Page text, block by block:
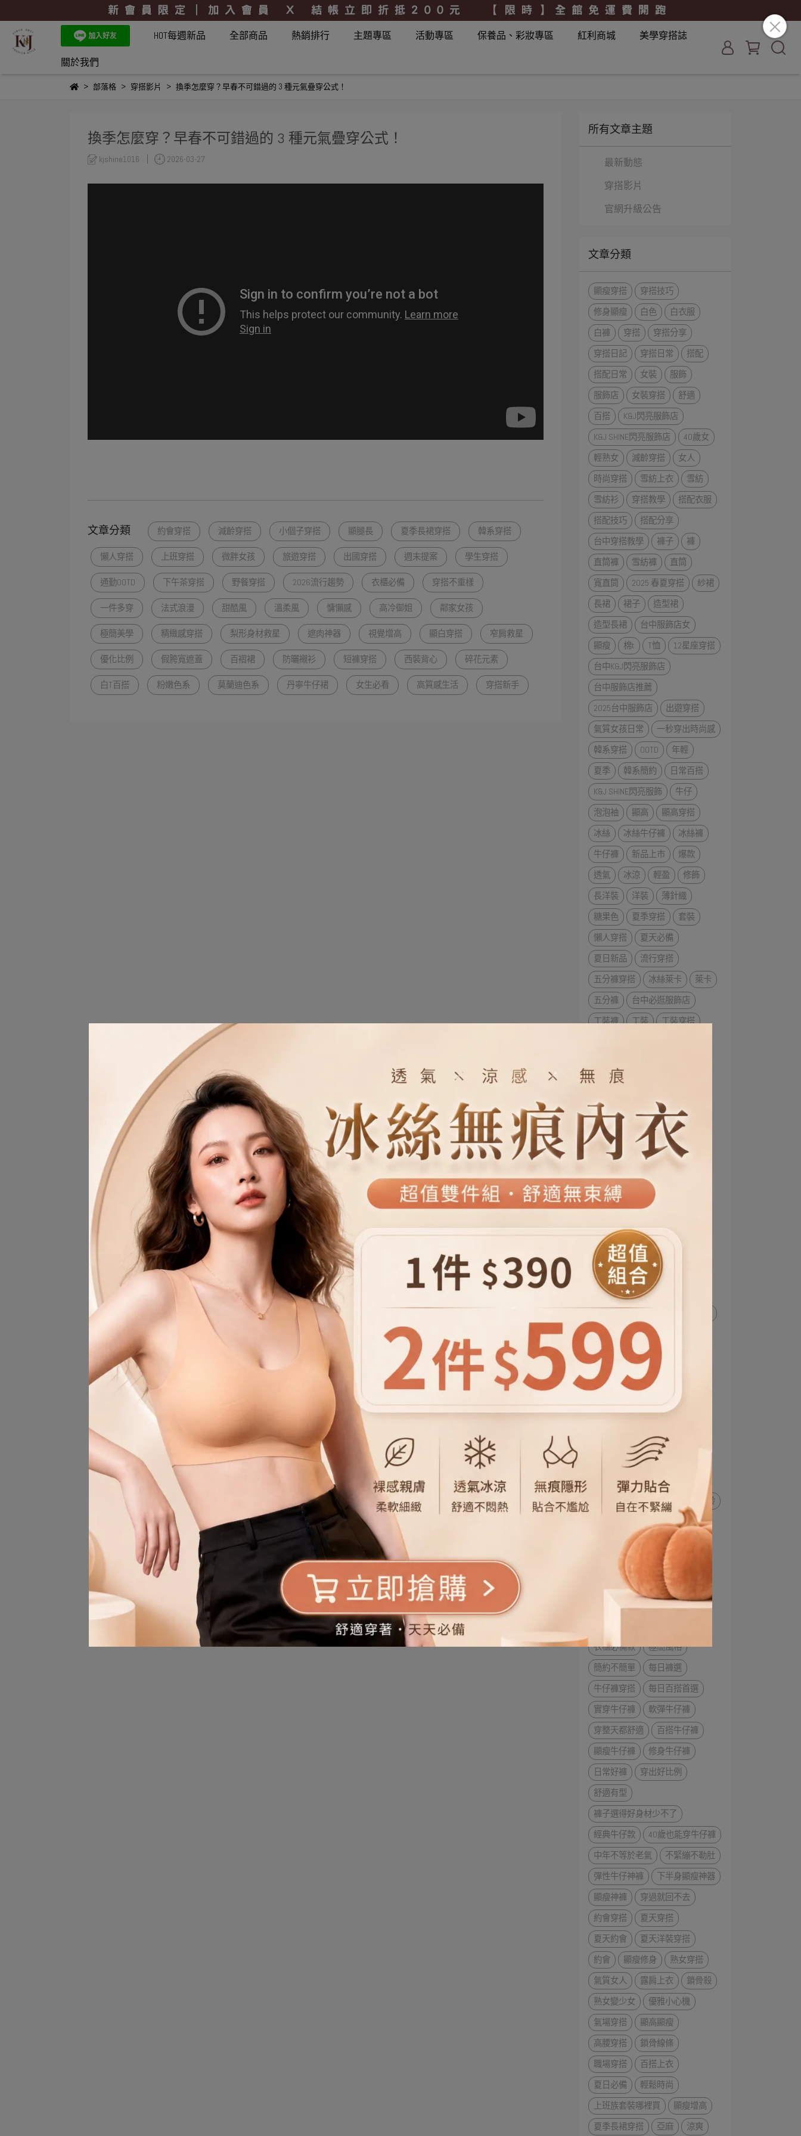
HOT每週新品 全部商品 熱銷排行 主題專區 活動專區 保養品、彩妝專區 紅利商城 美學穿搭誌
關於我們
部落格 穿搭影片 換季怎麼穿？早春不可錯過的 3 種元氣疊穿公式！
換季怎麼穿？早春不可錯過的 3 種元氣疊穿公式！
kjshine1016 2026-03-27
文章分類 約會穿搭 減齡穿搭 小個子穿搭 顯腿長 夏季長裙穿搭 韓系穿搭
懶人穿搭 上班穿搭 微胖女孩 旅遊穿搭 出國穿搭 週末提案 學生穿搭
通勤OOTD 下午茶穿搭 野餐穿搭 2026流行趨勢 衣櫃必備 穿搭不重樣
一件多穿 法式浪漫 甜酷風 溫柔風 慵懶感 高冷御姐 鄰家女孩
極簡美學 精緻感穿搭 梨形身材救星 遮肉神器 視覺增高 顯白穿搭 窄肩救星
優化比例 假胯寬遮蓋 百褶裙 防曬襯衫 短褲穿搭 西裝背心 碎花元素
白T百搭 粉嫩色系 莫蘭迪色系 丹寧牛仔裙 女生必看 高質感生活 穿搭新手
所有文章主題
最新動態
穿搭影片
官網升級公告
文章分類
顯瘦穿搭
穿搭技巧
修身顯瘦
白色
白衣服
白褲
穿搭
穿搭分享
穿搭日記
穿搭日常
搭配
搭配日常
女裝
服飾
服飾店
女裝穿搭
舒適
百搭
K&J閃亮服飾店
K&J SHINE閃亮服飾店
40歲女
輕熟女
減齡穿搭
女人
時尚穿搭
雪紡上衣
雪紡
雪紡衫
穿搭教學
搭配衣服
搭配技巧
搭配分享
台中穿搭教學
褲子
褲
直筒褲
雪紡褲
直筒
寬直筒
2025 春夏穿搭
紗裙
長裙
裙子
造型裙
造型長裙
台中服飾店女
顯瘦
棉t T恤
12星座穿搭
台中K&J閃亮服飾店
台中服飾店推薦
2025台中服飾店
出遊穿搭
氣質女孩日常
一秒穿出時尚感
韓系穿搭
OOTD
年輕
夏季
韓系簡約
日常百搭
K&J SHINE閃亮服飾
牛仔
泡泡袖
顯高
顯高穿搭
冰絲
冰絲牛仔褲
冰絲褲
牛仔褲
新品上市
爆款
透氣
冰涼 輕盈
修飾
長洋裝
洋裝
薄針織
糖果色
夏季穿搭
套裝
懶人穿搭
夏天必備
夏日新品
流行穿搭
五分褲穿搭
冰絲萊卡
萊卡
五分褲
台中必逛服飾店
工裝褲
工裝
工裝穿搭
今日穿搭
輕運動風
休閒時尚
寬鬆穿搭
日常穿搭
造型
冰絲涼感
涼感穿搭
日常也能有型
舒服穿搭
會穿會搭
搭出風格
這樣穿好看
穿出品味
搭得出色
穿搭不設限
穿搭小心機
百搭不敗
今天穿什麼
藍色穿搭
穿出時尚
穿得剛好
怎麼搭都行
隨便穿都時尚
40歲穿搭
淺色穿搭魔法
下半身亮起來
顯白又年輕
氣質穿搭必備
淺色褲不顯胖
女人味升級
藏肉不靠深色
穿對色減齡五歲
時尚不分年齡
亮色才有春夏感
韓系女裝
穿搭神器
穿搭不費力
舒服穿整天
褲子也要有質感
實穿系穿搭
衣櫃必備款
極簡風格
簡約不簡單
每日褲選
牛仔褲穿搭
每日百搭首選
實穿牛仔褲
軟彈牛仔褲
穿整天都舒適
百搭牛仔褲
顯瘦牛仔褲
修身牛仔褲
日常好褲
穿出好比例
舒適有型
褲子選得好身材少不了
經典牛仔款
40歲也能穿牛仔褲
中年不等於老氣
不緊繃不勒肚
彈性牛仔神褲
下半身顯瘦神器
顯瘦神褲
穿過就回不去
約會穿搭
夏天穿搭
夏天約會
夏天洋裝穿搭
約會
顯瘦修身
熟女穿搭
氣質女人
露肩上衣
鎖骨殺
熟女變少女
優雅小心機
氣場穿搭
顯高顯瘦
高腰穿搭
鎖骨線條
職場穿搭
百搭上衣
夏日必備
輕鬆時尚
上班族套裝哪裡買
顯瘦增高
夏季長裙穿搭
亞麻 涼爽